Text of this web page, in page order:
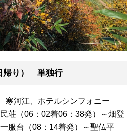
帰り） 単独行
河江、ホテルシンフォニー
荘（06：02着06：38発）～畑登
服台（08：14着発）～聖仏平